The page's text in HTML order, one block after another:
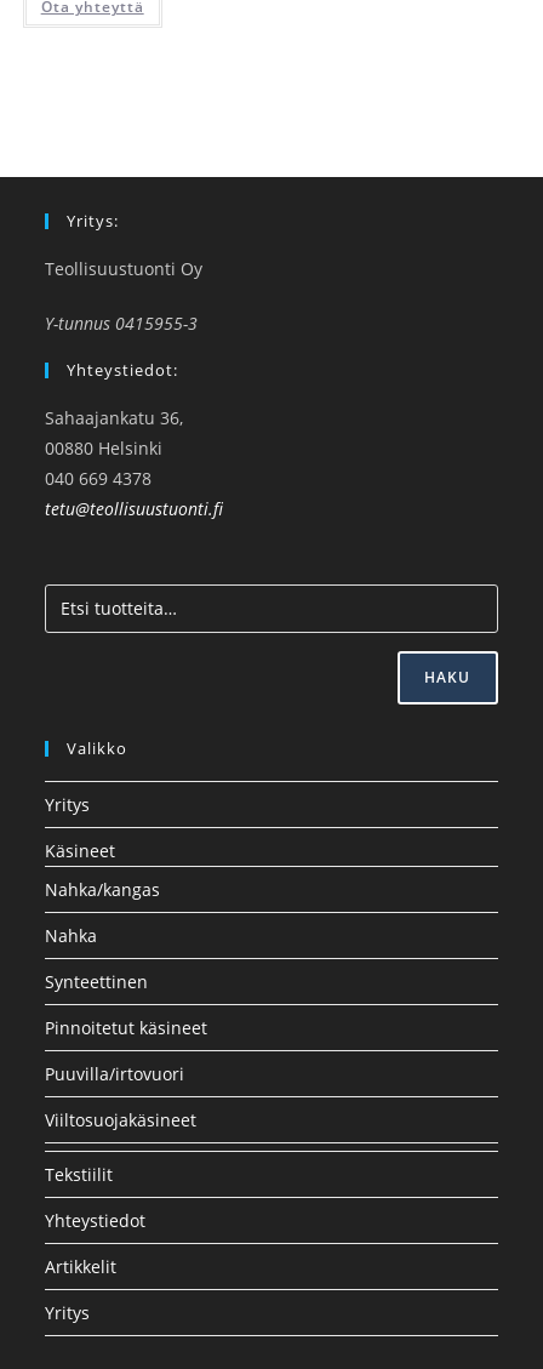
Ota yhteyttä
Yritys:
Teollisuustuonti Oy
Y-tunnus 0415955-3
Yhteystiedot:
Sahaajankatu 36,
00880 Helsinki
040 669 4378
tetu@teollisuustuonti.fi
HAKU
Valikko
Yritys
Käsineet
Nahka/kangas
Nahka
Synteettinen
Pinnoitetut käsineet
Puuvilla/irtovuori
Viiltosuojakäsineet
Tekstiilit
Yhteystiedot
Artikkelit
Yritys